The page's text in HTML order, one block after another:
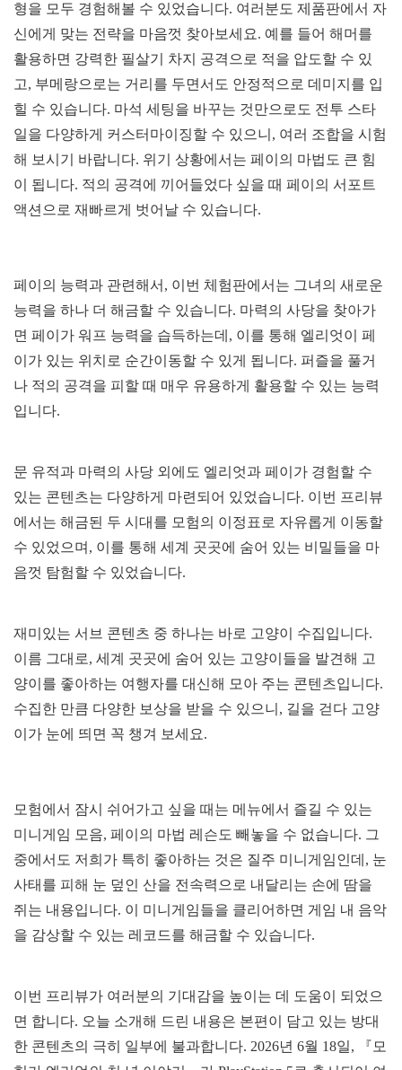
형을 모두 경험해볼 수 있었습니다. 여러분도 제품판에서 자
신에게 맞는 전략을 마음껏 찾아보세요. 예를 들어 해머를
활용하면 강력한 필살기 차지 공격으로 적을 압도할 수 있
고, 부메랑으로는 거리를 두면서도 안정적으로 데미지를 입
힐 수 있습니다. 마석 세팅을 바꾸는 것만으로도 전투 스타
일을 다양하게 커스터마이징할 수 있으니, 여러 조합을 시험
해 보시기 바랍니다. 위기 상황에서는 페이의 마법도 큰 힘
이 됩니다. 적의 공격에 끼어들었다 싶을 때 페이의 서포트
액션으로 재빠르게 벗어날 수 있습니다.
페이의 능력과 관련해서, 이번 체험판에서는 그녀의 새로운
능력을 하나 더 해금할 수 있습니다. 마력의 사당을 찾아가
면 페이가 워프 능력을 습득하는데, 이를 통해 엘리엇이 페
이가 있는 위치로 순간이동할 수 있게 됩니다. 퍼즐을 풀거
나 적의 공격을 피할 때 매우 유용하게 활용할 수 있는 능력
입니다.
문 유적과 마력의 사당 외에도 엘리엇과 페이가 경험할 수
있는 콘텐츠는 다양하게 마련되어 있었습니다. 이번 프리뷰
에서는 해금된 두 시대를 모험의 이정표로 자유롭게 이동할
수 있었으며, 이를 통해 세계 곳곳에 숨어 있는 비밀들을 마
음껏 탐험할 수 있었습니다.
재미있는 서브 콘텐츠 중 하나는 바로 고양이 수집입니다.
이름 그대로, 세계 곳곳에 숨어 있는 고양이들을 발견해 고
양이를 좋아하는 여행자를 대신해 모아 주는 콘텐츠입니다.
수집한 만큼 다양한 보상을 받을 수 있으니, 길을 걷다 고양
이가 눈에 띄면 꼭 챙겨 보세요.
모험에서 잠시 쉬어가고 싶을 때는 메뉴에서 즐길 수 있는
미니게임 모음, 페이의 마법 레슨도 빼놓을 수 없습니다. 그
중에서도 저희가 특히 좋아하는 것은 질주 미니게임인데, 눈
사태를 피해 눈 덮인 산을 전속력으로 내달리는 손에 땀을
쥐는 내용입니다. 이 미니게임들을 클리어하면 게임 내 음악
을 감상할 수 있는 레코드를 해금할 수 있습니다.
이번 프리뷰가 여러분의 기대감을 높이는 데 도움이 되었으
면 합니다. 오늘 소개해 드린 내용은 본편이 담고 있는 방대
한 콘텐츠의 극히 일부에 불과합니다. 2026년 6월 18일, 『모